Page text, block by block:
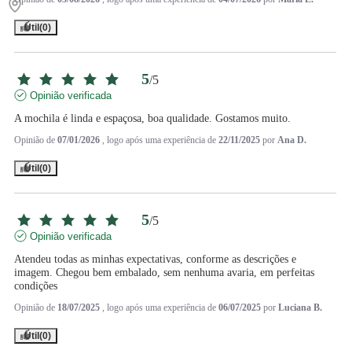
Útil(0)
5/5
Opinião verificada
A mochila é linda e espaçosa, boa qualidade. Gostamos muito.
Opinião de 07/01/2026 , logo após uma experiência de 22/11/2025 por Ana D.
Útil(0)
5/5
Opinião verificada
Atendeu todas as minhas expectativas, conforme as descrições e
imagem. Chegou bem embalado, sem nenhuma avaria, em perfeitas
condições
Opinião de 18/07/2025 , logo após uma experiência de 06/07/2025 por Luciana B.
Útil(0)